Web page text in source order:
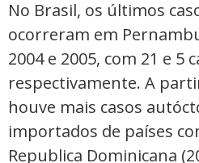
No Brasil, os últimos
ocorreram em
2004 e 2005, com 21 e 5
respectivamente. A
houve mais casos
importados de países
Republica Dominicana